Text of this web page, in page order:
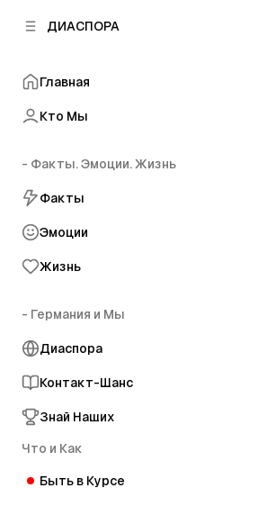
ДИАСПОРА
Главная
Кто Мы
- Факты. Эмоции. Жизнь
Факты
Эмоции
Жизнь
- Германия и Мы
Диаспора
Контакт-Шанс
Знай Наших
Что и Как
Быть в Курсе